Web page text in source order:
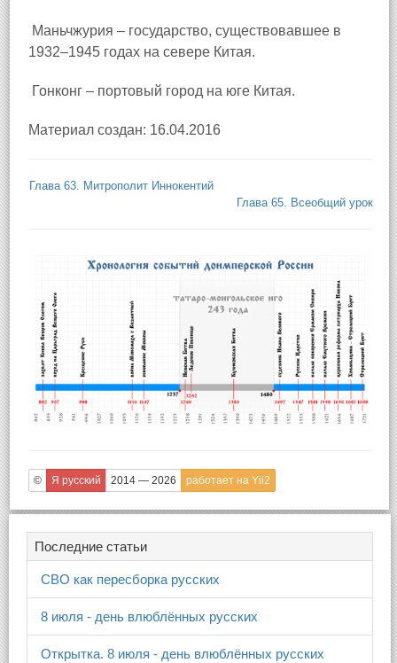
Маньчжурия – государство, существовавшее в
1932–1945 годах на севере Китая.
Гонконг – портовый город на юге Китая.
Материал создан: 16.04.2016
Глава 63. Митрополит Иннокентий
Глава 65. Всеобщий урок
© Я русский 2014 — 2026 работает на Yii2
Последние статьи
СВО как пересборка русских
8 июля - день влюблённых русских
Открытка. 8 июля - день влюблённых русских